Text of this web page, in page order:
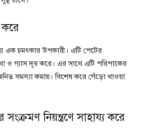
করে
এক চমৎকার উপকারী। এটি পেটের
ও গ্যাস দূর করে। এর সাথে এটি পরিপাকের
সমস্যা কমায়। বিশেষ করে গেঁড়ো খাওয়া
নিয়ন্ত্রণে সাহায্য করে